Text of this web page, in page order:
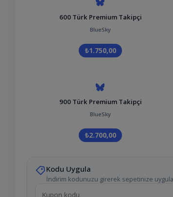
600 Türk Premium Takipçi
BlueSky
₺1.750,00
900 Türk Premium Takipçi
BlueSky
₺2.700,00
Kodu Uygula
İndirim kodunuzu girerek sepetinize